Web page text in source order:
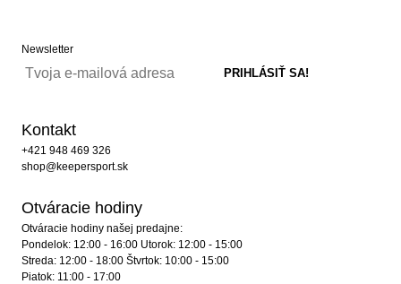
Newsletter
Kontakt
+421 948 469 326
shop@keepersport.sk
Otváracie hodiny
Otváracie hodiny našej predajne:
Pondelok: 12:00 - 16:00 Utorok: 12:00 - 15:00
Streda: 12:00 - 18:00 Štvrtok: 10:00 - 15:00
Piatok: 11:00 - 17:00